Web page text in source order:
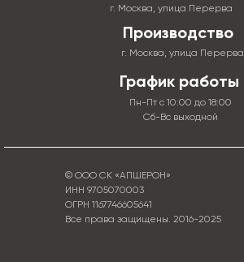
© ООО СК «АПШЕРОН»
ИНН 9705070003
ОГРН 1167746605641
Все права защищены. 2016-2025
г. Москва, улица Перерва
График работы
Пн-Пт с 10:00 до 18:00
Сб-Вс выходной
Производство
г. Москва, улица Перерва